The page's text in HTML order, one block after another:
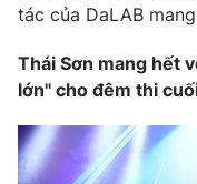
VTV Sức khoẻ
Thị trường 24h
VTV4
tác của DaLAB
Thái Sơn mang hết
lớn" cho đêm thi